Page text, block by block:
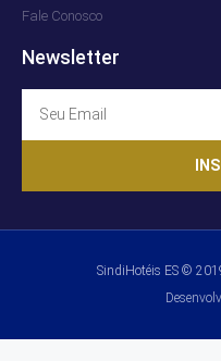
Fale Conosco
Newsletter
SindiHotéis ES ©